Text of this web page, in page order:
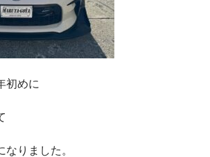
初めに
りました。